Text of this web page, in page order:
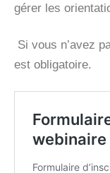
gérer les
Si vous n’avez
est obligatoire.